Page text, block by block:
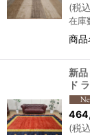
(税込
在庫
商
新
ド
(税込